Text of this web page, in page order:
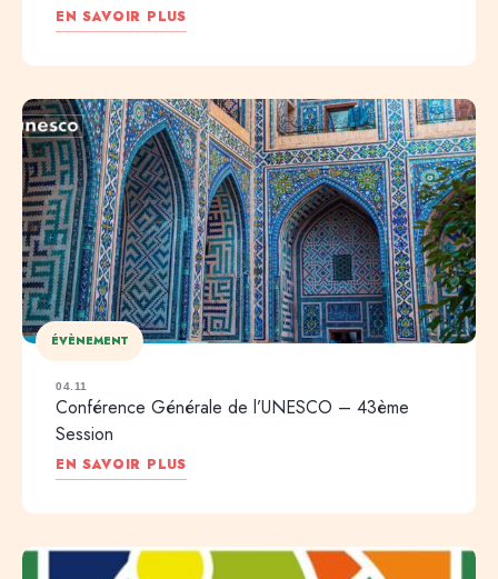
EN SAVOIR PLUS
ÉVÈNEMENT
04.11
Conférence Générale de l’UNESCO – 43ème
Session
EN SAVOIR PLUS